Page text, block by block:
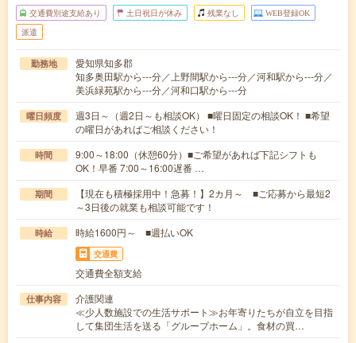
交通費別途支給あり 土日祝日が休み 残業なし WEB登録OK
派遣
勤務地
愛知県知多郡
知多奥田駅から---分／上野間駅から---分／河和駅から---分／
美浜緑苑駅から---分／河和口駅から---分
曜日頻度
週3日～（週2日～も相談OK） ■曜日固定の相談OK！ ■希望
の曜日があればご相談ください！
時間
9:00～18:00（休憩60分）■ご希望があれば下記シフトも
OK！早番 7:00～16:00遅番 …
期間
【現在も積極採用中！急募！】2カ月～ ■ご応募から最短2
～3日後の就業も相談可能です！
時給 時給1600円～ ■週払いOK
交通費
交通費全額支給
仕事内容
介護関連
≪少人数施設での生活サポート≫お年寄りたちが自立を目指
して集団生活を送る「グループホーム」。食材の買…